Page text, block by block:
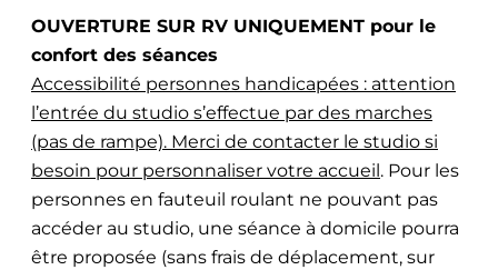
OUVERTURE SUR RV UNIQUEMENT pour le
confort des séances
Accessibilité personnes handicapées : attention
l’entrée du studio s’effectue par des marches
(pas de rampe). Merci de contacter le studio si
besoin pour personnaliser votre accueil . Pour les
personnes en fauteuil roulant ne pouvant pas
accéder au studio, une séance à domicile pourra
être proposée (sans frais de déplacement, sur